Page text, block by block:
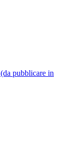
pubblicare in